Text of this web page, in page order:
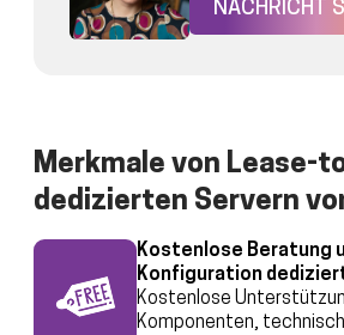
NACHRICHT
Merkmale von Lease-
dedizierten Servern
Kostenlose Beratung
Konfiguration
Kostenlose
Komponenten,